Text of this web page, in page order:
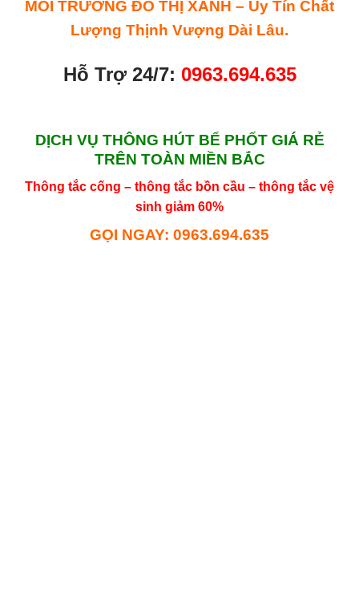
MÔI TRƯỜNG ĐÔ THỊ XANH – Uy Tín Chất
Lượng Thịnh Vượng Dài Lâu.
Hỗ Trợ 24/7: 0963.694.635
DỊCH VỤ THÔNG HÚT BỂ PHỐT GIÁ RẺ
TRÊN TOÀN MIỀN BẮC
Thông tắc cống – thông tắc bồn cầu – thông tắc vệ
sinh giảm 60%
GỌI NGAY: 0963.694.635